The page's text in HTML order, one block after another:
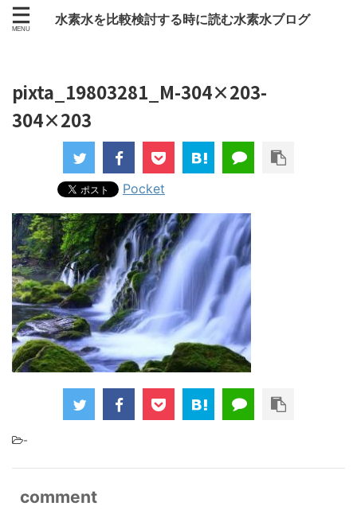
水素水を比較検討する時に読む水素水ブログ
pixta_19803281_M-304×203-
304×203
Pocket
-
comment